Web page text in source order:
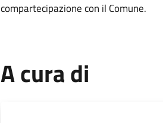
compartecipazione con il Comune.
A cura di